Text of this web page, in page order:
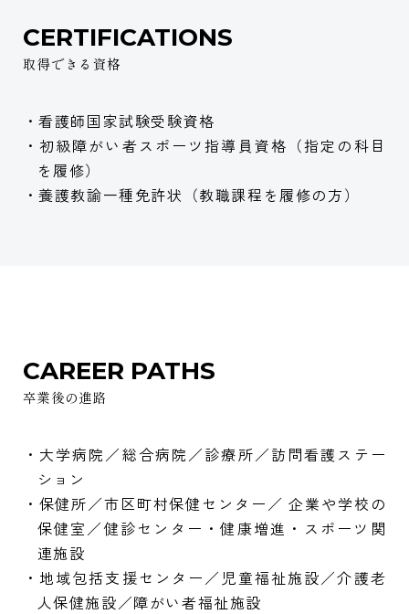
CERTIFICATIONS
取得できる資格
・看護師国家試験受験資格
・初級障がい者スポーツ指導員資格（指定の科目
を履修）
・養護教諭一種免許状（教職課程を履修の方）
CAREER PATHS
卒業後の進路
・大学病院／総合病院／診療所／訪問看護ステー
ション
・保健所／市区町村保健センター／ 企業や学校の
保健室／健診センター・健康増進・スポーツ関
連施設
・地域包括支援センター／児童福祉施設／介護老
人保健施設／障がい者福祉施設